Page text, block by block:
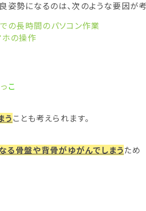
姿勢になるのは、次のような要因が考
での長時間のパソコン作業
ホの操作
こ
う ことも考えられます。
る骨盤や背骨がゆがんでしまうため